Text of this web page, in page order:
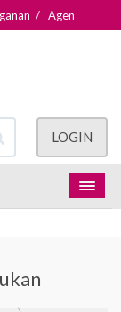
/ Agen
LOGIN